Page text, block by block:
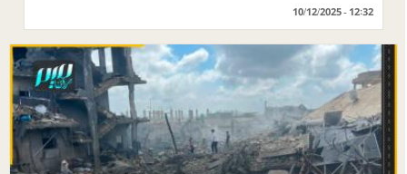
10/12/2025 - 12:32